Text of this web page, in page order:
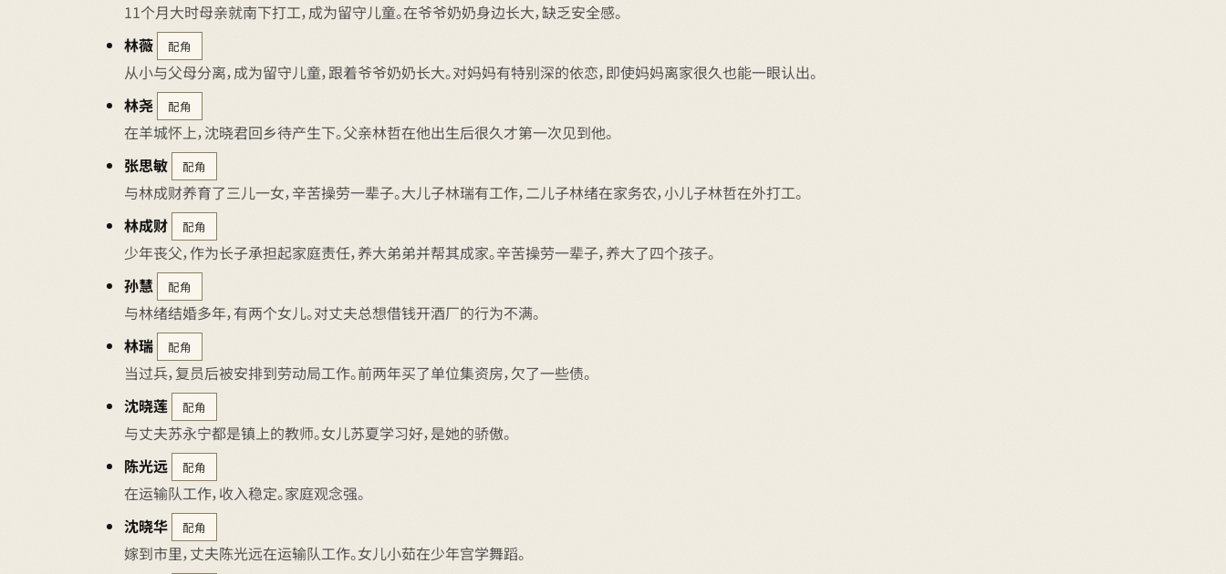
11个月大时母亲就南下打工，成为留守儿童。在爷爷奶奶身边长大，缺乏安全感。
林薇
配角
从小与父母分离，成为留守儿童，跟着爷爷奶奶长大。对妈妈有特别深的依恋，即使妈妈离家很久也能一眼认出。
林尧
配角
在羊城怀上，沈晓君回乡待产生下。父亲林哲在他出生后很久才第一次见到他。
张思敏
配角
与林成财养育了三儿一女，辛苦操劳一辈子。大儿子林瑞有工作，二儿子林绪在家务农，小儿子林哲在外打工。
林成财
配角
少年丧父，作为长子承担起家庭责任，养大弟弟并帮其成家。辛苦操劳一辈子，养大了四个孩子。
孙慧
配角
与林绪结婚多年，有两个女儿。对丈夫总想借钱开酒厂的行为不满。
林瑞
配角
当过兵，复员后被安排到劳动局工作。前两年买了单位集资房，欠了一些债。
沈晓莲
配角
与丈夫苏永宁都是镇上的教师。女儿苏夏学习好，是她的骄傲。
陈光远
配角
在运输队工作，收入稳定。家庭观念强。
沈晓华
配角
嫁到市里，丈夫陈光远在运输队工作。女儿小茹在少年宫学舞蹈。